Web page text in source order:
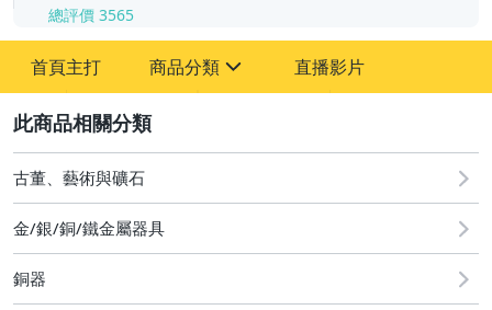
總評價 3565
首頁主打 商品分類
古董、藝術與礦石
居家、家具與園藝
直播影片
古董、藝術與礦石
金/銀/銅/鐵金屬器具
銅器